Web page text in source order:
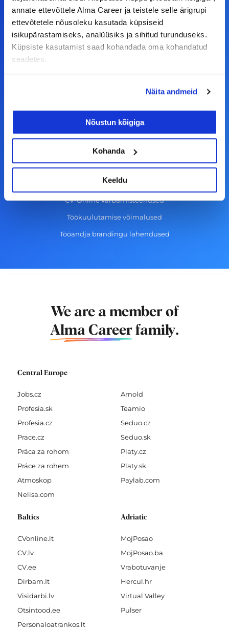
annate ettevõttele Alma Career ja teistele selle ärigrupi
ettevõtetele nõusoleku kasutada küpsiseid
isikupärastamiseks, analüüsiks ja sihitud turunduseks.
Küpsiste kasutamist saad kohandada oma kohandatud
seadetes.
Näita andmeid
Nõustun kõigiga
Kohanda
Keeldu
c
e
b
o
s
t
a
r
n
k
e
i
u
t
u
e
© Alma Career Estonia OÜ
KKK
Kasutustingimused
Tööandjale
Lisa töökuulutus CV.ee lehele
CV-Online värbamisteenused
Töökuulutamise võimalused
Tööandja brändingu lahendused
We are a member of
Alma Career family.
Central Europe
Jobs.cz
Profesia.sk
Profesia.cz
Prace.cz
Práca za rohom
Práce za rohem
Atmoskop
Nelisa.com
Arnold
Teamio
Seduo.cz
Seduo.sk
Platy.cz
Platy.sk
Paylab.com
Baltics
CVonline.lt
CV.lv
CV.ee
Dirbam.It
Visidarbi.lv
Otsintood.ee
Personaloatrankos.lt
Adriatic
MojPosao
MojPosao.ba
Vrabotuvanje
Hercul.hr
Virtual Valley
Pulser